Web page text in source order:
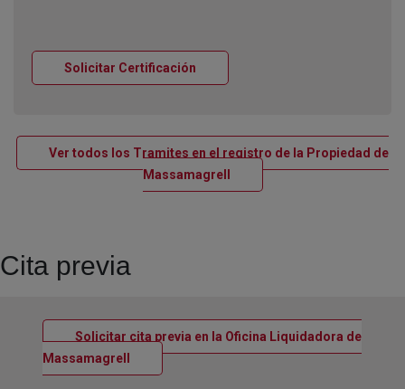
Solicitar Certificación
Ver todos los Tramites en el registro de la Propiedad de
Massamagrell Ventana nueva
Cita previa
Solicitar cita previa en la Oficina Liquidadora de
Massamagrell
Ventana nueva